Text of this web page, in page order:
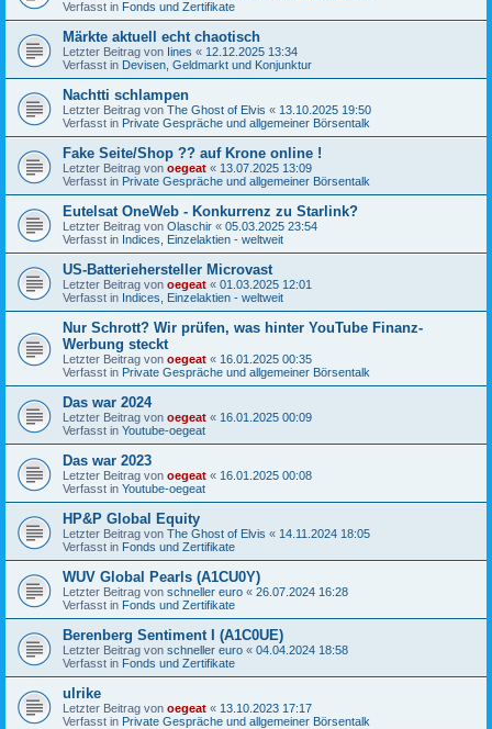
Verfasst in Fonds und Zertifikate
Märkte aktuell echt chaotisch
Letzter Beitrag von Iines « 12.12.2025 13:34
Verfasst in Devisen, Geldmarkt und Konjunktur
Nachtti schlampen
Letzter Beitrag von The Ghost of Elvis « 13.10.2025 19:50
Verfasst in Private Gespräche und allgemeiner Börsentalk
Fake Seite/Shop ?? auf Krone online !
Letzter Beitrag von oegeat « 13.07.2025 13:09
Verfasst in Private Gespräche und allgemeiner Börsentalk
Eutelsat OneWeb - Konkurrenz zu Starlink?
Letzter Beitrag von Olaschir « 05.03.2025 23:54
Verfasst in Indices, Einzelaktien - weltweit
US-Batteriehersteller Microvast
Letzter Beitrag von oegeat « 01.03.2025 12:01
Verfasst in Indices, Einzelaktien - weltweit
Nur Schrott? Wir prüfen, was hinter YouTube Finanz-
Werbung steckt
Letzter Beitrag von oegeat « 16.01.2025 00:35
Verfasst in Private Gespräche und allgemeiner Börsentalk
Das war 2024
Letzter Beitrag von oegeat « 16.01.2025 00:09
Verfasst in Youtube-oegeat
Das war 2023
Letzter Beitrag von oegeat « 16.01.2025 00:08
Verfasst in Youtube-oegeat
HP&P Global Equity
Letzter Beitrag von The Ghost of Elvis « 14.11.2024 18:05
Verfasst in Fonds und Zertifikate
WUV Global Pearls (A1CU0Y)
Letzter Beitrag von schneller euro « 26.07.2024 16:28
Verfasst in Fonds und Zertifikate
Berenberg Sentiment I (A1C0UE)
Letzter Beitrag von schneller euro « 04.04.2024 18:58
Verfasst in Fonds und Zertifikate
ulrike
Letzter Beitrag von oegeat « 13.10.2023 17:17
Verfasst in Private Gespräche und allgemeiner Börsentalk